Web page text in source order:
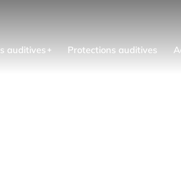
auditives Protections auditives